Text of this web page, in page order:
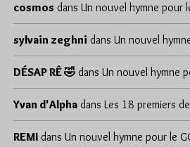
cosmos dans Un nouvel hymne pour
sylvain zeghni dans Un nouvel
DÉSAP RÊ 🤣 dans Un nouvel hymne
Yvan d'Alpha dans Les 18 premiers
REMI dans Un nouvel hymne pour le